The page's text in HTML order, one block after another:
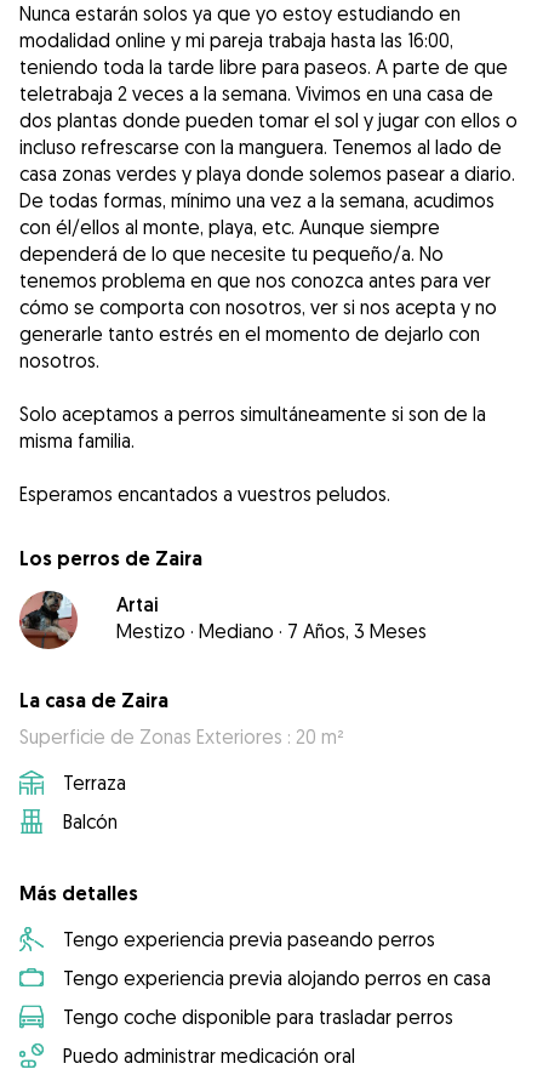
Nunca estarán solos ya que yo estoy estudiando en
modalidad online y mi pareja trabaja hasta las 16:00,
teniendo toda la tarde libre para paseos. A parte de que
teletrabaja 2 veces a la semana. Vivimos en una casa de
dos plantas donde pueden tomar el sol y jugar con ellos o
incluso refrescarse con la manguera. Tenemos al lado de
casa zonas verdes y playa donde solemos pasear a diario.
De todas formas, mínimo una vez a la semana, acudimos
con él/ellos al monte, playa, etc. Aunque siempre
dependerá de lo que necesite tu pequeño/a. No
tenemos problema en que nos conozca antes para ver
cómo se comporta con nosotros, ver si nos acepta y no
generarle tanto estrés en el momento de dejarlo con
nosotros.
Solo aceptamos a perros simultáneamente si son de la
misma familia.
Esperamos encantados a vuestros peludos.
Los perros de Zaira
Artai
Mestizo · Mediano · 7 Años, 3 Meses
La casa de Zaira
Superficie de Zonas Exteriores : 20 m²
Terraza
Balcón
Más detalles
Tengo experiencia previa paseando perros
Tengo experiencia previa alojando perros en casa
Tengo coche disponible para trasladar perros
Puedo administrar medicación oral